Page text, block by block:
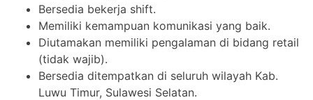
Bersedia bekerja shift.
Memiliki kemampuan komunikasi yang baik.
Diutamakan memiliki pengalaman di bidang retail
(tidak wajib).
Bersedia ditempatkan di seluruh wilayah Kab.
Luwu Timur, Sulawesi Selatan.